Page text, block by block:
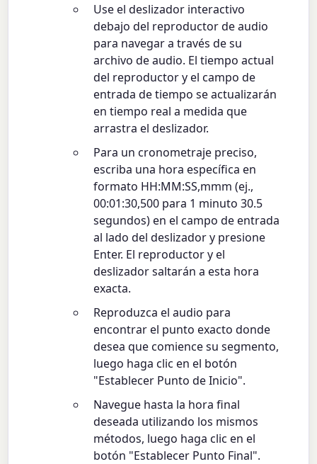
Use el deslizador interactivo
debajo del reproductor de audio
para navegar a través de su
archivo de audio. El tiempo actual
del reproductor y el campo de
entrada de tiempo se actualizarán
en tiempo real a medida que
arrastra el deslizador.
Para un cronometraje preciso,
escriba una hora específica en
formato HH:MM:SS,mmm (ej.,
00:01:30,500 para 1 minuto 30.5
segundos) en el campo de entrada
al lado del deslizador y presione
Enter. El reproductor y el
deslizador saltarán a esta hora
exacta.
Reproduzca el audio para
encontrar el punto exacto donde
desea que comience su segmento,
luego haga clic en el botón
"Establecer Punto de Inicio".
Navegue hasta la hora final
deseada utilizando los mismos
métodos, luego haga clic en el
botón "Establecer Punto Final".